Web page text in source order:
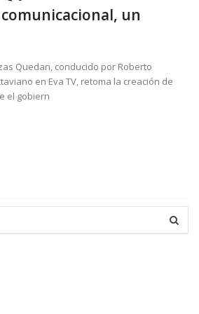
un
Quedan, conducido por Roberto
en Eva TV, retoma la creación de
el gobiern